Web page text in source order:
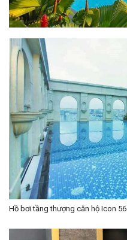
Hồ bơi tầng thượng căn hộ Icon 56